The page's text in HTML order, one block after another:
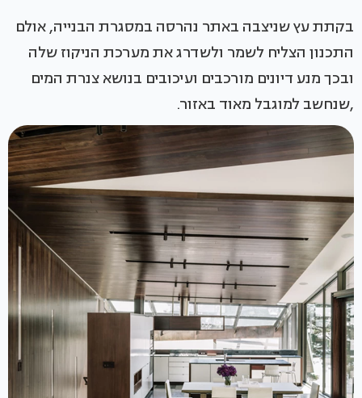
בקתת עץ שניצבה באתר נהרסה במסגרת הבנייה, אולם
התכנון הצליח לשמר ולשדרג את מערכת הניקוז שלה
ובכך מנע דיונים מורכבים ועיכובים בנושא צנרת המים
,שנחשב למוגבל מאוד באזור.